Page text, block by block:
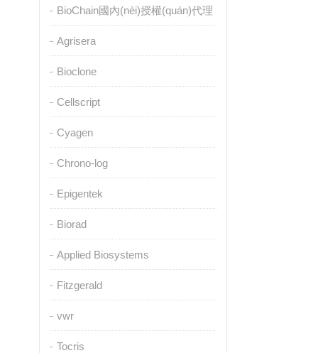
BioChain國內(nèi)授權(quán)代理
Agrisera
Bioclone
Cellscript
Cyagen
Chrono-log
Epigentek
Biorad
Applied Biosystems
Fitzgerald
vwr
Tocris